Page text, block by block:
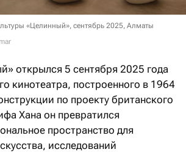
«Целинный», сентябрь 2025, Алматы
открылся 5 сентября 2025 года
кинотеатра, построенного в 1964
по проекту британского
Хана он превратился
пространство для
исследований